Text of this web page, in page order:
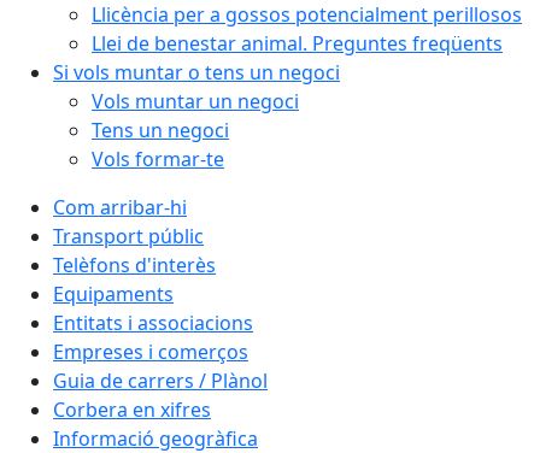
Llicència per a gossos potencialment perillosos
Llei de benestar animal. Preguntes freqüents
Si vols muntar o tens un negoci
Vols muntar un negoci
Tens un negoci
Vols formar-te
Com arribar-hi
Transport públic
Telèfons d'interès
Equipaments
Entitats i associacions
Empreses i comerços
Guia de carrers / Plànol
Corbera en xifres
Informació geogràfica